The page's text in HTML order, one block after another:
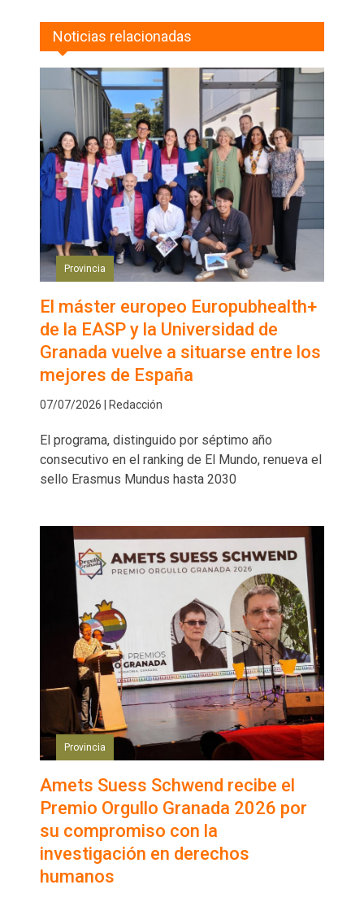
Noticias relacionadas
Provincia
El máster europeo Europubhealth+
de la EASP y la Universidad de
Granada vuelve a situarse entre los
mejores de España
07/07/2026 | Redacción
El programa, distinguido por séptimo año
consecutivo en el ranking de El Mundo, renueva el
sello Erasmus Mundus hasta 2030
Provincia
Amets Suess Schwend recibe el
Premio Orgullo Granada 2026 por
su compromiso con la
investigación en derechos
humanos